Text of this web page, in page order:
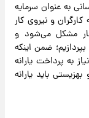
به عنوان سرمایه
و نیروی کار
مشکل می‌شود و
ضمن اینکه
به پرداخت یارانه
باید یارانه